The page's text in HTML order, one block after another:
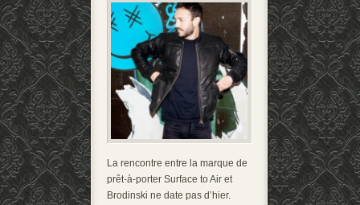
La rencontre entre la marque de
prêt-à-porter Surface to Air et
Brodinski ne date pas d’hier.